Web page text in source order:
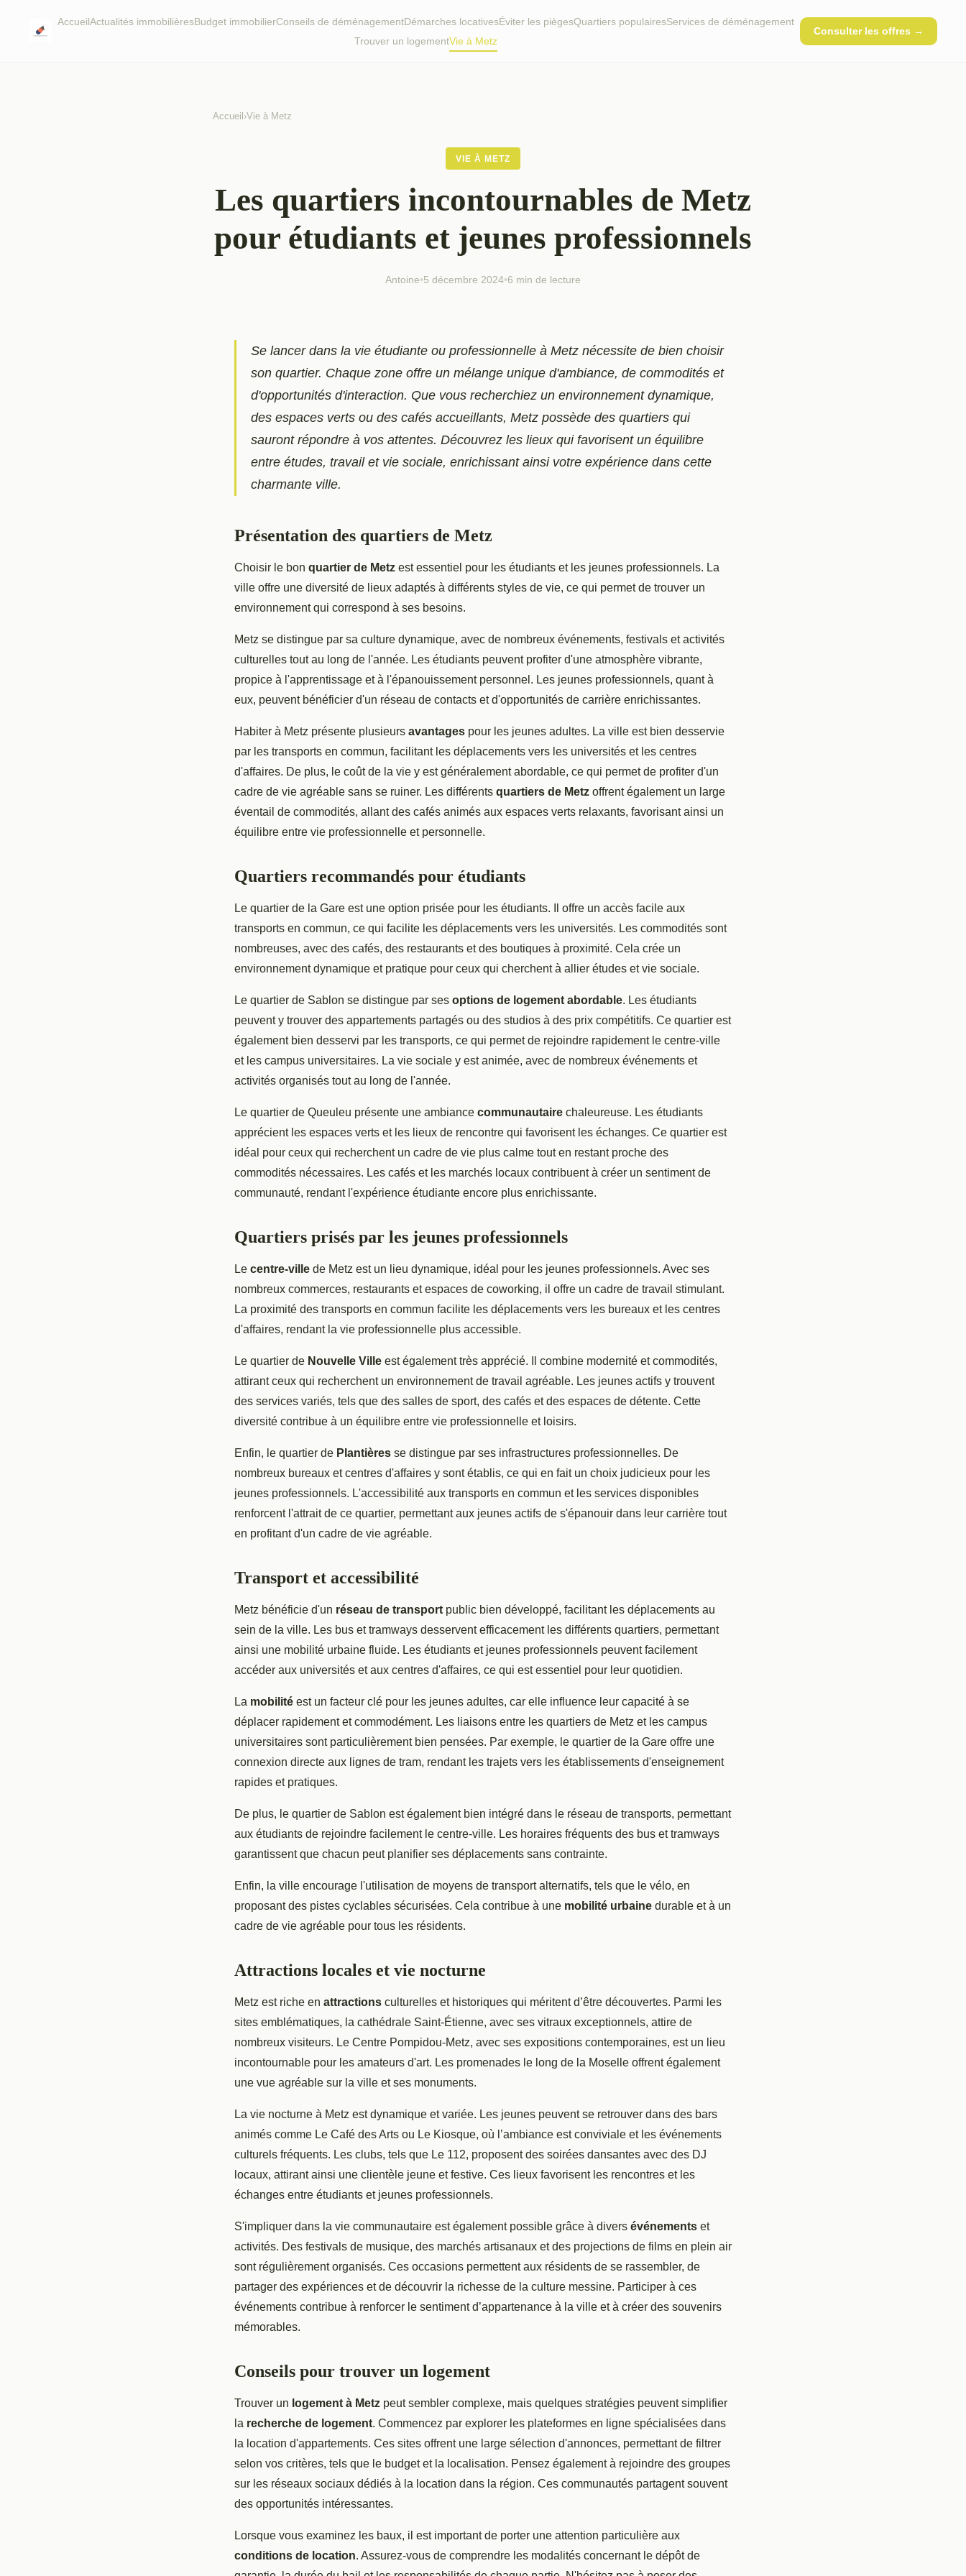
AccueilActualités immobilièresBudget immobilierConseils de déménagementDémarches locativesÉviter les piègesQuartiers populairesServices de déménagement
Trouver un logementVie à Metz
Consulter les offres →
Accueil ›Vie à Metz
VIE À METZ
Les quartiers incontournables de Metz
pour étudiants et jeunes professionnels
Antoine•5 décembre 2024•6 min de lecture
Se lancer dans la vie étudiante ou professionnelle à Metz nécessite de bien choisir
son quartier. Chaque zone offre un mélange unique d'ambiance, de commodités et
d'opportunités d'interaction. Que vous recherchiez un environnement dynamique,
des espaces verts ou des cafés accueillants, Metz possède des quartiers qui
sauront répondre à vos attentes. Découvrez les lieux qui favorisent un équilibre
entre études, travail et vie sociale, enrichissant ainsi votre expérience dans cette
charmante ville.
Présentation des quartiers de Metz
Choisir le bon quartier de Metz est essentiel pour les étudiants et les jeunes professionnels. La
ville offre une diversité de lieux adaptés à différents styles de vie, ce qui permet de trouver un
environnement qui correspond à ses besoins.
Metz se distingue par sa culture dynamique, avec de nombreux événements, festivals et activités
culturelles tout au long de l'année. Les étudiants peuvent profiter d'une atmosphère vibrante,
propice à l'apprentissage et à l'épanouissement personnel. Les jeunes professionnels, quant à
eux, peuvent bénéficier d'un réseau de contacts et d'opportunités de carrière enrichissantes.
Habiter à Metz présente plusieurs avantages pour les jeunes adultes. La ville est bien desservie
par les transports en commun, facilitant les déplacements vers les universités et les centres
d'affaires. De plus, le coût de la vie y est généralement abordable, ce qui permet de profiter d'un
cadre de vie agréable sans se ruiner. Les différents quartiers de Metz offrent également un large
éventail de commodités, allant des cafés animés aux espaces verts relaxants, favorisant ainsi un
équilibre entre vie professionnelle et personnelle.
Quartiers recommandés pour étudiants
Le quartier de la Gare est une option prisée pour les étudiants. Il offre un accès facile aux
transports en commun, ce qui facilite les déplacements vers les universités. Les commodités sont
nombreuses, avec des cafés, des restaurants et des boutiques à proximité. Cela crée un
environnement dynamique et pratique pour ceux qui cherchent à allier études et vie sociale.
Le quartier de Sablon se distingue par ses options de logement abordable. Les étudiants
peuvent y trouver des appartements partagés ou des studios à des prix compétitifs. Ce quartier est
également bien desservi par les transports, ce qui permet de rejoindre rapidement le centre-ville
et les campus universitaires. La vie sociale y est animée, avec de nombreux événements et
activités organisés tout au long de l'année.
Le quartier de Queuleu présente une ambiance communautaire chaleureuse. Les étudiants
apprécient les espaces verts et les lieux de rencontre qui favorisent les échanges. Ce quartier est
idéal pour ceux qui recherchent un cadre de vie plus calme tout en restant proche des
commodités nécessaires. Les cafés et les marchés locaux contribuent à créer un sentiment de
communauté, rendant l'expérience étudiante encore plus enrichissante.
Quartiers prisés par les jeunes professionnels
Le centre-ville de Metz est un lieu dynamique, idéal pour les jeunes professionnels. Avec ses
nombreux commerces, restaurants et espaces de coworking, il offre un cadre de travail stimulant.
La proximité des transports en commun facilite les déplacements vers les bureaux et les centres
d'affaires, rendant la vie professionnelle plus accessible.
Le quartier de Nouvelle Ville est également très apprécié. Il combine modernité et commodités,
attirant ceux qui recherchent un environnement de travail agréable. Les jeunes actifs y trouvent
des services variés, tels que des salles de sport, des cafés et des espaces de détente. Cette
diversité contribue à un équilibre entre vie professionnelle et loisirs.
Enfin, le quartier de Plantières se distingue par ses infrastructures professionnelles. De
nombreux bureaux et centres d'affaires y sont établis, ce qui en fait un choix judicieux pour les
jeunes professionnels. L'accessibilité aux transports en commun et les services disponibles
renforcent l'attrait de ce quartier, permettant aux jeunes actifs de s'épanouir dans leur carrière tout
en profitant d'un cadre de vie agréable.
Transport et accessibilité
Metz bénéficie d'un réseau de transport public bien développé, facilitant les déplacements au
sein de la ville. Les bus et tramways desservent efficacement les différents quartiers, permettant
ainsi une mobilité urbaine fluide. Les étudiants et jeunes professionnels peuvent facilement
accéder aux universités et aux centres d'affaires, ce qui est essentiel pour leur quotidien.
La mobilité est un facteur clé pour les jeunes adultes, car elle influence leur capacité à se
déplacer rapidement et commodément. Les liaisons entre les quartiers de Metz et les campus
universitaires sont particulièrement bien pensées. Par exemple, le quartier de la Gare offre une
connexion directe aux lignes de tram, rendant les trajets vers les établissements d'enseignement
rapides et pratiques.
De plus, le quartier de Sablon est également bien intégré dans le réseau de transports, permettant
aux étudiants de rejoindre facilement le centre-ville. Les horaires fréquents des bus et tramways
garantissent que chacun peut planifier ses déplacements sans contrainte.
Enfin, la ville encourage l'utilisation de moyens de transport alternatifs, tels que le vélo, en
proposant des pistes cyclables sécurisées. Cela contribue à une mobilité urbaine durable et à un
cadre de vie agréable pour tous les résidents.
Attractions locales et vie nocturne
Metz est riche en attractions culturelles et historiques qui méritent d’être découvertes. Parmi les
sites emblématiques, la cathédrale Saint-Étienne, avec ses vitraux exceptionnels, attire de
nombreux visiteurs. Le Centre Pompidou-Metz, avec ses expositions contemporaines, est un lieu
incontournable pour les amateurs d'art. Les promenades le long de la Moselle offrent également
une vue agréable sur la ville et ses monuments.
La vie nocturne à Metz est dynamique et variée. Les jeunes peuvent se retrouver dans des bars
animés comme Le Café des Arts ou Le Kiosque, où l’ambiance est conviviale et les événements
culturels fréquents. Les clubs, tels que Le 112, proposent des soirées dansantes avec des DJ
locaux, attirant ainsi une clientèle jeune et festive. Ces lieux favorisent les rencontres et les
échanges entre étudiants et jeunes professionnels.
S'impliquer dans la vie communautaire est également possible grâce à divers événements et
activités. Des festivals de musique, des marchés artisanaux et des projections de films en plein air
sont régulièrement organisés. Ces occasions permettent aux résidents de se rassembler, de
partager des expériences et de découvrir la richesse de la culture messine. Participer à ces
événements contribue à renforcer le sentiment d’appartenance à la ville et à créer des souvenirs
mémorables.
Conseils pour trouver un logement
Trouver un logement à Metz peut sembler complexe, mais quelques stratégies peuvent simplifier
la recherche de logement. Commencez par explorer les plateformes en ligne spécialisées dans
la location d'appartements. Ces sites offrent une large sélection d'annonces, permettant de filtrer
selon vos critères, tels que le budget et la localisation. Pensez également à rejoindre des groupes
sur les réseaux sociaux dédiés à la location dans la région. Ces communautés partagent souvent
des opportunités intéressantes.
Lorsque vous examinez les baux, il est important de porter une attention particulière aux
conditions de location. Assurez-vous de comprendre les modalités concernant le dépôt de